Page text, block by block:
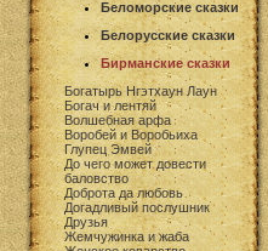
Беломорские сказки
Белорусские сказки
Бирманские сказки
Богатырь Нгэтхаун Лаун
Богач и лентяй
Волшебная арфа
Воробей и Воробьиха
Глупец Эмвей
До чего может довести
баловство
Доброта да любовь
Догадливый послушник
Друзья
Жемчужинка и жаба